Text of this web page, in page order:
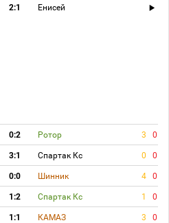
2:1 Енисей
0:2 Ротор 3 0
3:1 Спартак Кс 0 0
0:0 Шинник 4 0
1:2 Спартак Кс 1 0
1:1 КАМАЗ 3 0